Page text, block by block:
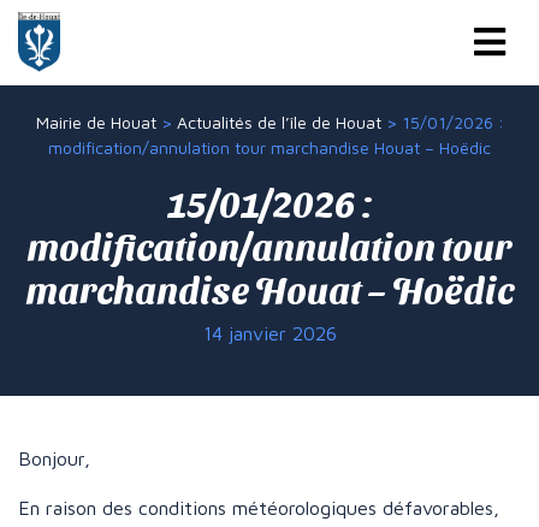
Mairie de Houat> Actualités de l’île de Houat> 15/01/2026 :
modification/annulation tour marchandise Houat – Hoëdic
15/01/2026 :
modification/annulation tour
marchandise Houat – Hoëdic
14 janvier 2026
Bonjour,
En raison des conditions météorologiques défavorables,